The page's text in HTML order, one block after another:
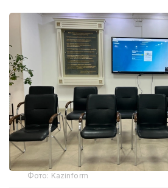
Фото: Kazinform